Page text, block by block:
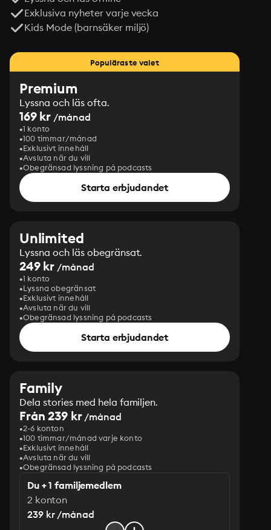
Exklusiva nyheter varje vecka
Kids Mode (barnsäker miljö)
Populäraste valet
Premium
Lyssna och läs ofta.
169 kr /månad
1 konto
100 timmar/månad
Exklusivt innehåll
Avsluta när du vill
Obegränsad lyssning på podcasts
Starta erbjudandet
Unlimited
Lyssna och läs obegränsat.
249 kr /månad
1 konto
Lyssna obegränsat
Exklusivt innehåll
Avsluta när du vill
Obegränsad lyssning på podcasts
Starta erbjudandet
Family
Dela stories med hela familjen.
Från 239 kr/månad
2-6 konton
100 timmar/månad varje konto
Exklusivt innehåll
Avsluta när du vill
Obegränsad lyssning på podcasts
Du + 1 familjemedlem
2 konton
239 kr /månad